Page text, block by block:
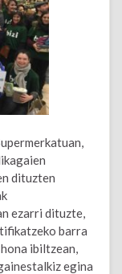
dituzten
ezarri dituzte,
barra
ibiltzean,
egina